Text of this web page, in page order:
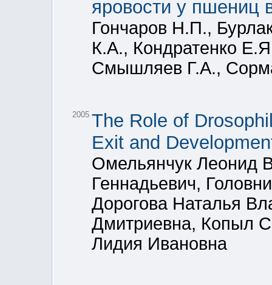
яровости у пшениц
Гончаров Н.П.,
К.А., Кондратенко
Смышляев Г.А.,
2005 The Role of
Exit and
Омельянчук Леонид
Геннадьевич,
Дорогова Наталья
Дмитриевна, Копыл
Лидия Ивановна